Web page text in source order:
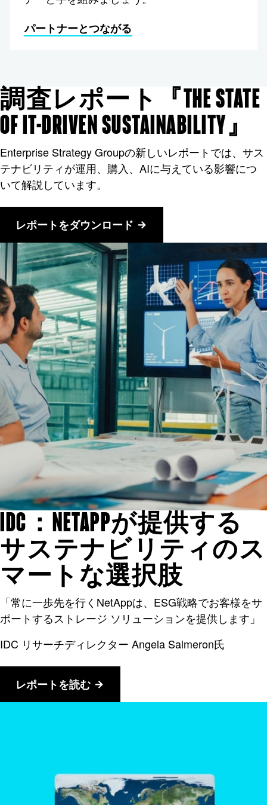
パートナーとつながる
調査レポート『THE STATE
OF IT-DRIVEN SUSTAINABILITY』
Enterprise Strategy Groupの新しいレポートでは、サス
テナビリティが運用、購入、AIに与えている影響につ
いて解説しています。
レポートをダウンロード
IDC：NETAPPが提供する
サステナビリティのス
マートな選択肢
「常に一歩先を行くNetAppは、ESG戦略でお客様をサ
ポートするストレージ ソリューションを提供します」
IDC リサーチディレクター Angela Salmeron氏
レポートを読む